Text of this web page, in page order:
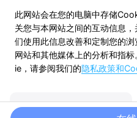
Copyright © 2021-2026 上
此网站会在您的电脑中存储
关您与本网站之间的互动信息
们使用此信息改善和定制您的
网站和其他媒体上的分析和指
ie，请参阅我们的隐私政策和
查看Cookie设置